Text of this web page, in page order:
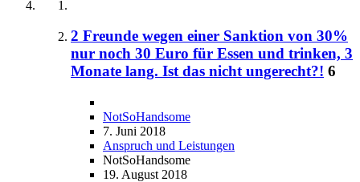
2 Freunde wegen einer Sanktion von 30%
nur noch 30 Euro für Essen und trinken, 3
Monate lang. Ist das nicht ungerecht?! 6
NotSoHandsome
7. Juni 2018
Anspruch und Leistungen
NotSoHandsome
19. August 2018